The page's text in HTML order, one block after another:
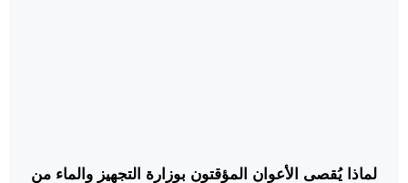
لماذا يُقصى الأعوان المؤقتون بوزارة التجهيز والماء من